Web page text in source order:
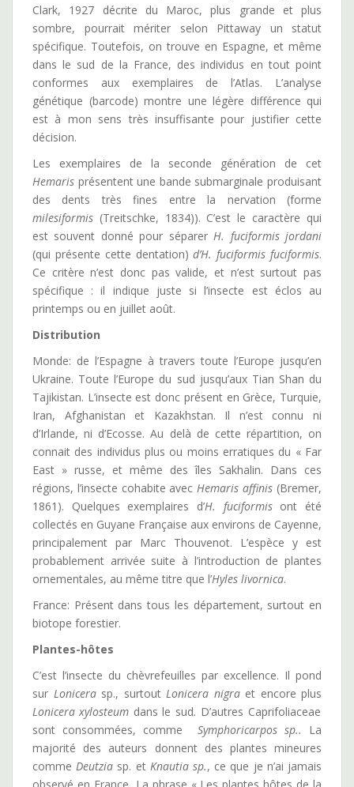
Clark, 1927 décrite du Maroc, plus grande et plus
sombre, pourrait mériter selon Pittaway un statut
spécifique. Toutefois, on trouve en Espagne, et même
dans le sud de la France, des individus en tout point
conformes aux exemplaires de l’Atlas. L’analyse
génétique (barcode) montre une légère différence qui
est à mon sens très insuffisante pour justifier cette
décision.
Les exemplaires de la seconde génération de cet
Hemaris présentent une bande submarginale produisant
des dents très fines entre la nervation (forme
milesiformis (Treitschke, 1834)). C’est le caractère qui
est souvent donné pour séparer H. fuciformis jordani
(qui présente cette dentation)d’H. fuciformis fuciformis.
Ce critère n’est donc pas valide, et n’est surtout pas
spécifique : il indique juste si l’insecte est éclos au
printemps ou en juillet août.
Distribution
Monde: de l’Espagne à travers toute l’Europe jusqu’en
Ukraine. Toute l’Europe du sud jusqu’aux Tian Shan du
Tajikistan. L’insecte est donc présent en Grèce, Turquie,
Iran, Afghanistan et Kazakhstan. Il n’est connu ni
d’Irlande, ni d’Ecosse. Au delà de cette répartition, on
connait des individus plus ou moins erratiques du « Far
East » russe, et même des îles Sakhalin. Dans ces
régions, l’insecte cohabite avec Hemaris affinis (Bremer,
1861). Quelques exemplaires d’H. fuciformisont été
collectés en Guyane Française aux environs de Cayenne,
principalement par Marc Thouvenot. L’espèce y est
probablement arrivée suite à l’introduction de plantes
ornementales, au même titre que l’Hyles livornica.
France: Présent dans tous les département, surtout en
biotope forestier.
Plantes-hôtes
C’est l’insecte du chèvrefeuilles par excellence. Il pond
sur Lonicerasp., surtout Lonicera nigra et encore plus
Lonicera xylosteum dans le sud. D’autres Caprifoliaceae
sont consommées, comme Symphoricarpos sp.. La
majorité des auteurs donnent des plantes mineures
comme Deutzia sp. et Knautia sp., ce que je n’ai jamais
observé en France La phrase « Les plantes hôtes de la